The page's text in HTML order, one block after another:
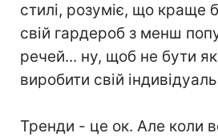
стилі, розуміє, що краще
свій гардероб з менш
речей... ну, щоб не бути як
виробити свій
Тренди - це ок. Але коли